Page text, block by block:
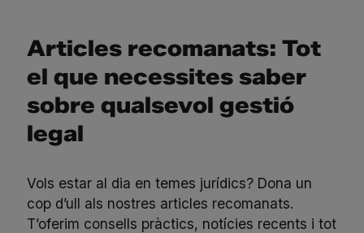
Articles recomanats: Tot
el que necessites saber
sobre qualsevol gestió
legal
Vols estar al dia en temes jurídics? Dona un
cop d’ull als nostres articles recomanats.
T’oferim consells pràctics, notícies recents i tot